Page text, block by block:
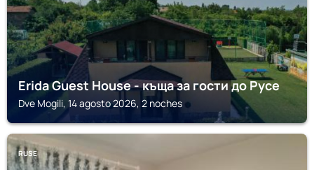
Erida Guest House - къща за гости до Русе
Dve Mogili, 14 agosto 2026, 2 noches
RUSE